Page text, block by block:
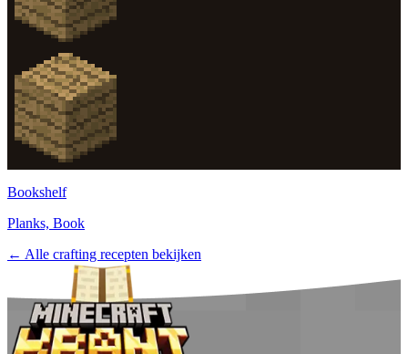
Bookshelf
Planks, Book
← Alle crafting recepten bekijken